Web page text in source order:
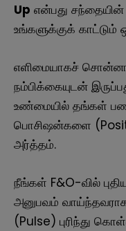
Up என்பது சந்தையின்
உங்களுக்குக் காட்டும்
எளிமையாகச்
நம்பிக்கையுடன்
உண்மையில் தங்கள்
பொசிஷன்களை
அர்த்தம்.
நீங்கள் F&O-வில்
அனுபவம்
(Pulse) புரிந்து